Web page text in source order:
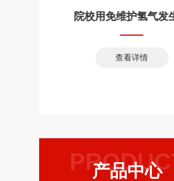
免维护氢气发生器 白
产品中心